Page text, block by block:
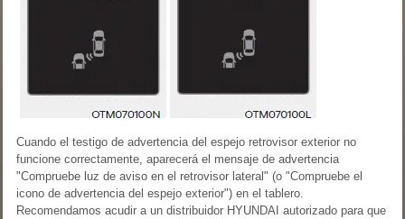
Cuando el testigo de advertencia del espejo retrovisor exterior no
funcione correctamente, aparecerá el mensaje de advertencia
"Compruebe luz de aviso en el retrovisor lateral" (o "Compruebe el
icono de advertencia del espejo exterior") en el tablero.
Recomendamos acudir a un distribuidor HYUNDAI autorizado para que